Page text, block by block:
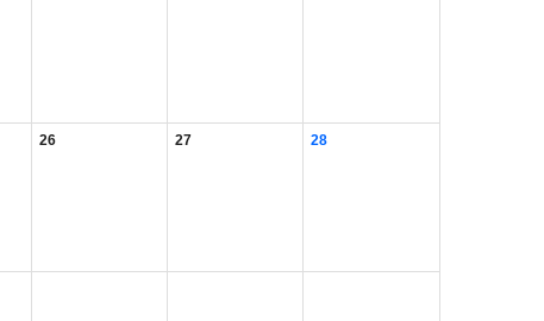
26 27 28